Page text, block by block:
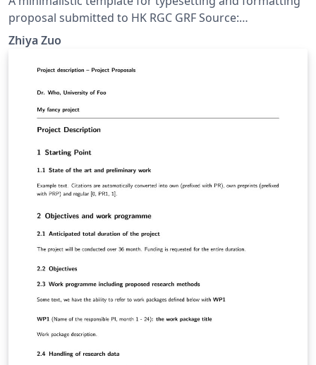
proposal submitted to HK RGC GRF Source:
https://github.com/zhiyzuo/RGC-GRF-Proposal-
Template
Zhiya Zuo